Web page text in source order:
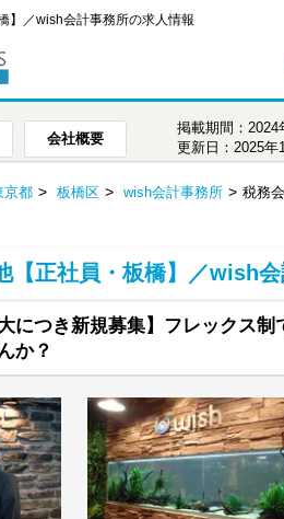
】／wish会計事務所の求人情報
会社概要
掲載期間：2024
更新日：2025年
京都 板橋区 wish会計事務所 税務
【正社員・板橋】／wish
につき新規募集】フレックス
か？